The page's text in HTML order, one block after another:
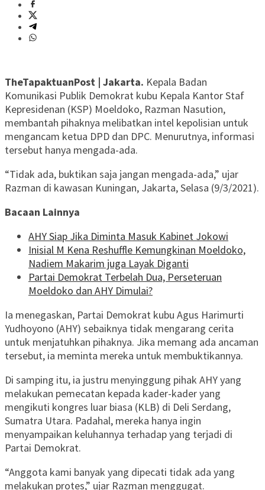
TheTapaktuanPost | Jakarta. Kepala Badan
Komunikasi Publik Demokrat kubu Kepala Kantor Staf
Kepresidenan (KSP) Moeldoko, Razman Nasution,
membantah pihaknya melibatkan intel kepolisian untuk
mengancam ketua DPD dan DPC. Menurutnya, informasi
tersebut hanya mengada-ada.
“Tidak ada, buktikan saja jangan mengada-ada,” ujar
Razman di kawasan Kuningan, Jakarta, Selasa (9/3/2021).
Bacaan Lainnya
AHY Siap Jika Diminta Masuk Kabinet Jokowi
Inisial M Kena Reshuffle Kemungkinan Moeldoko,
Nadiem Makarim juga Layak Diganti
Partai Demokrat Terbelah Dua, Perseteruan
Moeldoko dan AHY Dimulai?
Ia menegaskan, Partai Demokrat kubu Agus Harimurti
Yudhoyono (AHY) sebaiknya tidak mengarang cerita
untuk menjatuhkan pihaknya. Jika memang ada ancaman
tersebut, ia meminta mereka untuk membuktikannya.
Di samping itu, ia justru menyinggung pihak AHY yang
melakukan pemecatan kepada kader-kader yang
mengikuti kongres luar biasa (KLB) di Deli Serdang,
Sumatra Utara. Padahal, mereka hanya ingin
menyampaikan keluhannya terhadap yang terjadi di
Partai Demokrat.
“Anggota kami banyak yang dipecati tidak ada yang
melakukan protes,” ujar Razman menggugat.